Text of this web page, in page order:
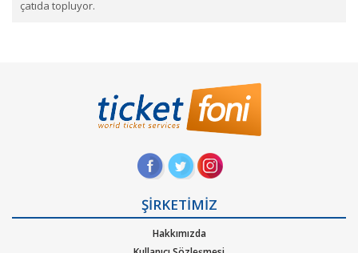
çatıda topluyor.
kulüpler turnuvalarda deplasman golü kuralı kaldırıldı. Goller eşit
ise 30 dakikalık uzatma ve eşitlik devam ederse penaltılar
belirleyici olacak. Eski adıyla Kupası, 2009 sezonundan günümüze
kadar devam eden Avrupa Ligi ismiyle anılıyor. Son Kupası adıyla
final karşılaması İstanbul Şükrü Saracoğlu Stadı'nda düzenlendi.
Avrupa Ligi'nin galibi Süper Kupası'na katılmaya hak kazanır.
Avrupa’da popüler liglerinde sezonu 2.- 3. olarak bitiren ya da
sezonda kendi ulusal Kupa final maçını kazanan takım Avrupa
ŞİRKETİMİZ
Hakkımızda